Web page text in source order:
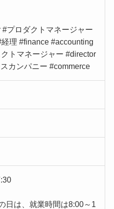
プロダクトマネージャー
理 #finance #accounting
トマネージャー #director
カンパニー #commerce
日は、就業時間は8:00～1